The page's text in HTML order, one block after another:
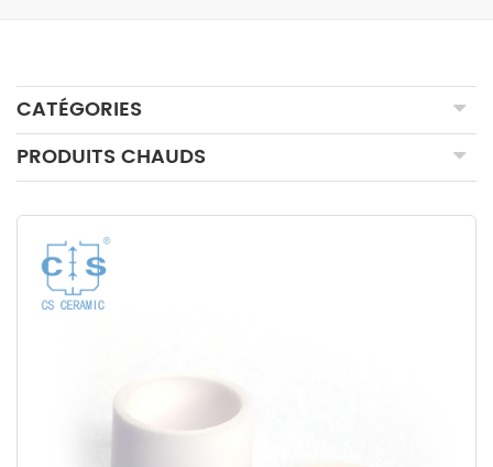
CATÉGORIES
PRODUITS CHAUDS